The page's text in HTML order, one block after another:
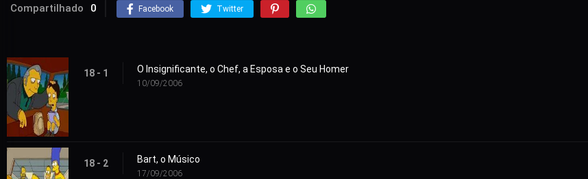
Compartilhado 0 Facebook Twitter
18 - 1 O Insignificante, o Chef, a Esposa e o Seu Homer
10/09/2006
18 - 2 Bart, o Músico
17/09/2006